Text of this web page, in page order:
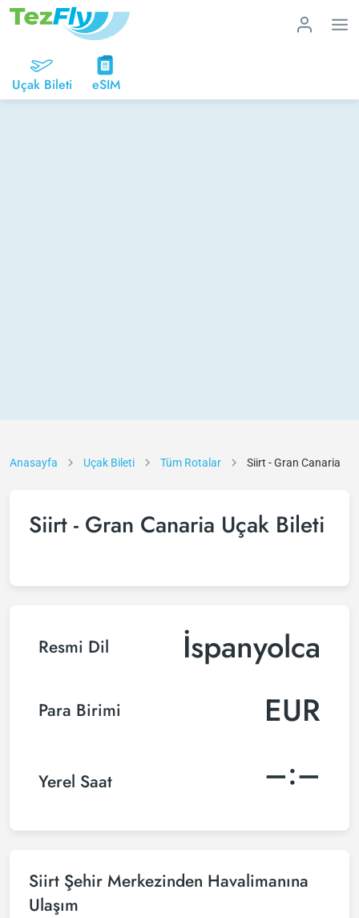
Uçak Bileti eSIM
Anasayfa Uçak Bileti Tüm Rotalar Siirt - Gran Canaria
Siirt - Gran Canaria Uçak Bileti
Resmi Dil İspanyolca
Para Birimi EUR
Yerel Saat –:–
Siirt Şehir Merkezinden Havalimanına
Ulaşım